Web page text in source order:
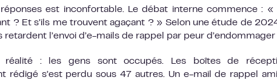
est inconfortable. Le débat interne commence : «
? Et s’ils me trouvent agaçant ? » Selon une étude de
retardent l’envoi d’e-mails de rappel par peur
réalité : les gens sont occupés. Les boîtes de
rédigé s’est perdu sous 47 autres. Un e-mail de rappel